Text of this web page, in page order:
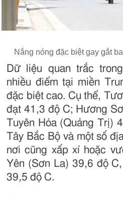
Nắng nóng đặc biệt gay gắt
Dữ liệu quan trắc
nhiều điểm tại miền
đặc biệt cao. Cụ thể,
đạt 41,3 độ C; Hương
Tuyên Hóa (Quảng Trị)
Tây Bắc Bộ và một số
nơi cũng xấp xỉ hoặc
Yên (Sơn La) 39,6 độ
39,5 độ C.